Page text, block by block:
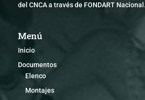
del CNCA a través de FONDART Nacional.
Menú
Inicio
Documentos
Elenco
Montajes